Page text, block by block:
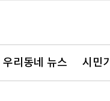
우리동네 뉴스 시민